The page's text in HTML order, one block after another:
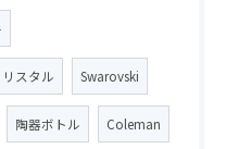
スタル Swarovski
陶器ボトル Coleman